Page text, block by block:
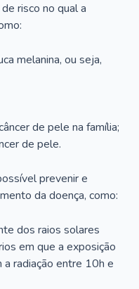
risco no qual a
melanina, ou seja,
de pele na família;
de pele.
prevenir e
da doença, como:
dos raios solares
em que a exposição
radiação entre 10h e